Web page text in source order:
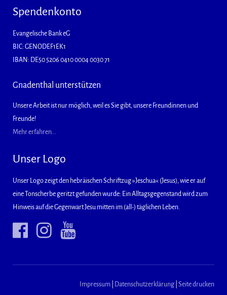
Spendenkonto
Evangelische Bank eG
BIC: GENODEF1EK1
IBAN: DE50 5206 0410 0004 0030 71
Gnadenthal unterstützen
Unsere Arbeit ist nur möglich, weil es Sie gibt, unsere Freundinnen und
Freunde!
Mehr erfahren...
Unser Logo
Unser Logo zeigt den hebräischen Schriftzug »Jeschua« (Jesus), wie er auf
eine Tonscherbe geritzt gefunden wurde: Ein Alltagsgegenstand wird zum
Hinweis auf die Gegenwart Jesu mitten im (all-) täglichen Leben.
Impressum Datenschutzerklärung Seite drucken